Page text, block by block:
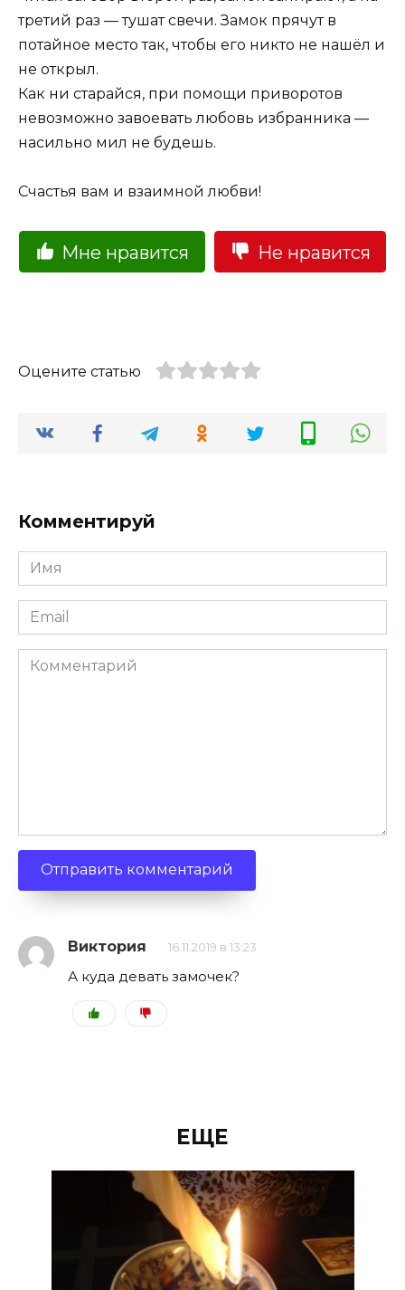
третий раз — тушат свечи. Замок прячут в
потайное место так, чтобы его никто не нашёл и
не открыл.
Как ни старайся, при помощи приворотов
невозможно завоевать любовь избранника —
насильно мил не будешь.
Счастья вам и взаимной любви!
Мне нравится Не нравится
Оцените статью
Комментируй
Имя
Email
Комментарий
Виктория 16.11.2019 в 13:23
А куда девать замочек?
ЕЩЕ